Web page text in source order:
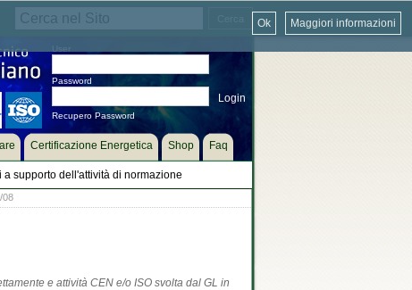
Password
Recupero Password
a supporto dell'attività di normazione
Certificazione Energetica Shop Faq
08
e attività CEN e/o ISO svolta dal GL in
Maggiori informazioni
Ok